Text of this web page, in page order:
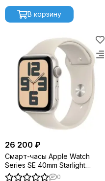
В корзину
26 200 ₽
Смарт-часы Apple Watch
Series SE 40mm Starlight
Aluminium S/M (2023) MR9U3
0